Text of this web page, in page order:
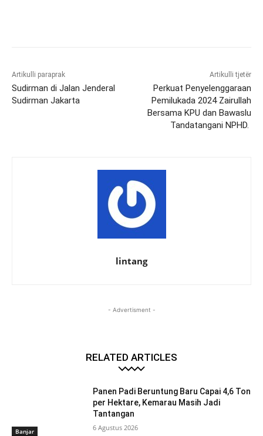
Artikulli paraprak
Sudirman di Jalan Jenderal
Sudirman Jakarta
Artikulli tjetër
Perkuat Penyelenggaraan
Pemilukada 2024 Zairullah
Bersama KPU dan Bawaslu
Tandatangani NPHD.
lintang
- Advertisment -
RELATED ARTICLES
Banjar
Panen Padi Beruntung Baru Capai 4,6 Ton
per Hektare, Kemarau Masih Jadi
Tantangan
6 Agustus 2026